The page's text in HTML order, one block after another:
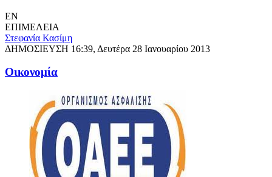
EN
ΕΠΙΜΕΛΕΙΑ
Στεφανία Κασίμη
ΔΗΜΟΣΙΕΥΣΗ 16:39, Δευτέρα 28 Ιανουαρίου 2013
Oικονομία